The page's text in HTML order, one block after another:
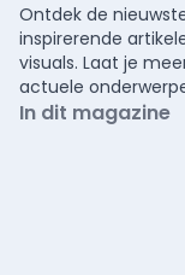
Ontdek de
inspirerende
visuals. Laat je
actuele
In dit magazine